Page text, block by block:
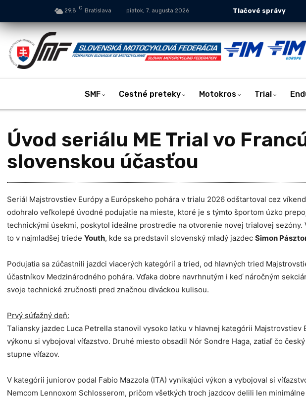
29.8 C Bratislava piatok, 7. augusta 2026 Tlačové správy
SMF Cestné preteky Motokros Trial
Úvod seriálu ME Trial vo
slovenskou účasťou
Seriál Majstrovstiev Európy a Európskeho pohára v trialu 2026 odštartoval cez
odohralo veľkolepé úvodné podujatie na mieste, ktoré je s týmto športom úzko
technickými úsekmi, poskytol ideálne prostredie na otvorenie novej trialovej
to v najmladšej triede Youth, kde sa predstavil slovenský mladý jazdec Simon
Podujatia sa zúčastnili jazdci viacerých kategórií a tried, od hlavných tried
účastníkov Medzinárodného pohára. Vďaka dobre navrhnutým i keď náročným
svoje technické zručnosti pred značnou diváckou kulisou.
Prvý súťažný deň:
Taliansky jazdec Luca Petrella stanovil vysoko latku v hlavnej kategórii Majstrovstiev
výkonu si vybojoval víťazstvo. Druhé miesto obsadil Nór Sondre Haga, zatiaľ čo
stupne víťazov.
V kategórii juniorov podal Fabio Mazzola (ITA) vynikajúci výkon a vybojoval si
Nemcom Lennoxom Schlosserom, pričom všetkých troch jazdcov delili len